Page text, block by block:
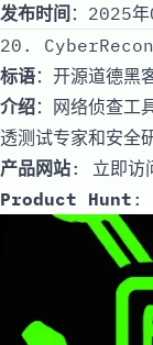
发布时间 ：2025
20.
标语：开源道德黑
介绍：网络侦查工
透测试专家和安全
产品网站: 立即访
Product Hunt :